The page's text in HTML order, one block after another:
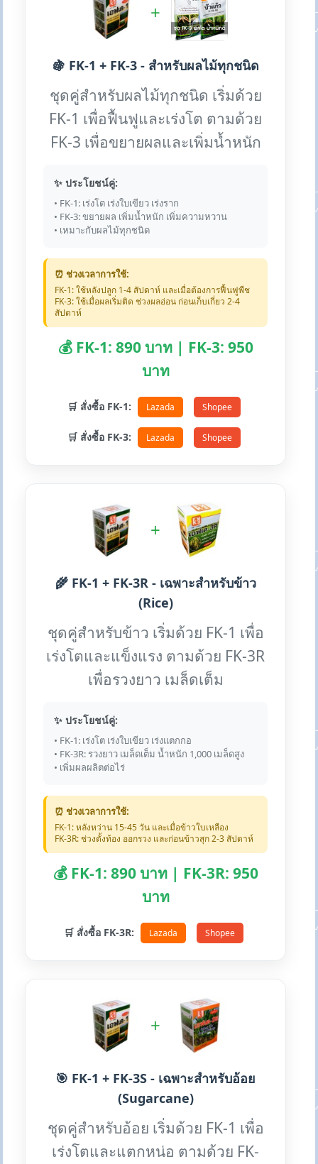
+
🍇 FK-1 + FK-3 - สำหรับผลไม้ทุกชนิด
ชุดคู่สำหรับผลไม้ทุกชนิด เริ่มด้วย
FK-1 เพื่อฟื้นฟูและเร่งโต ตามด้วย
FK-3 เพื่อขยายผลและเพิ่มน้ำหนัก
✨ ประโยชน์คู่:
• FK-1: เร่งโต เร่งใบเขียว เร่งราก
• FK-3: ขยายผล เพิ่มน้ำหนัก เพิ่มความหวาน
• เหมาะกับผลไม้ทุกชนิด
⏰ ช่วงเวลาการใช้:
FK-1: ใช้หลังปลูก 1-4 สัปดาห์ และเมื่อต้องการฟื้นฟูพืช
FK-3: ใช้เมื่อผลเริ่มติด ช่วงผลอ่อน ก่อนเก็บเกี่ยว 2-4
สัปดาห์
💰 FK-1: 890 บาท | FK-3: 950
บาท
🛒 สั่งซื้อ FK-1: Lazada Shopee
🛒 สั่งซื้อ FK-3: Lazada Shopee
+
🌾 FK-1 + FK-3R - เฉพาะสำหรับข้าว
(Rice)
ชุดคู่สำหรับข้าว เริ่มด้วย FK-1 เพื่อ
เร่งโตและแข็งแรง ตามด้วย FK-3R
เพื่อรวงยาว เมล็ดเต็ม
✨ ประโยชน์คู่:
• FK-1: เร่งโต เร่งใบเขียว เร่งแตกกอ
• FK-3R: รวงยาว เมล็ดเต็ม น้ำหนัก 1,000 เมล็ดสูง
• เพิ่มผลผลิตต่อไร่
⏰ ช่วงเวลาการใช้:
FK-1: หลังหว่าน 15-45 วัน และเมื่อข้าวใบเหลือง
FK-3R: ช่วงตั้งท้อง ออกรวง และก่อนข้าวสุก 2-3 สัปดาห์
💰 FK-1: 890 บาท | FK-3R: 950
บาท
🛒 สั่งซื้อ FK-3R: Lazada Shopee
+
🎯 FK-1 + FK-3S - เฉพาะสำหรับอ้อย
(Sugarcane)
ชุดคู่สำหรับอ้อย เริ่มด้วย FK-1 เพื่อ
เร่งโตและแตกหน่อ ตามด้วย FK-